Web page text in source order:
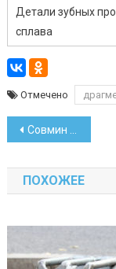
Детали зубных
сплава
Отмечено
Навигация
по
записям
Совмин снова ввел запрет на вывоз зерна из страны
ПОХОЖЕЕ